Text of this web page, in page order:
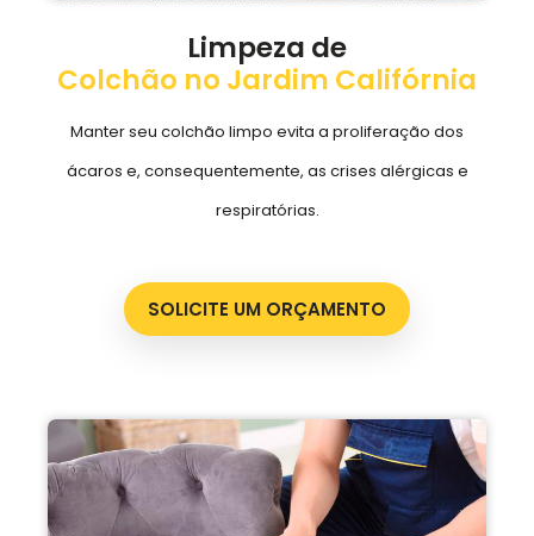
Limpeza de
Colchão no Jardim Califórnia
Manter seu colchão limpo evita a proliferação dos
ácaros e, consequentemente, as crises alérgicas e
respiratórias.
SOLICITE UM ORÇAMENTO